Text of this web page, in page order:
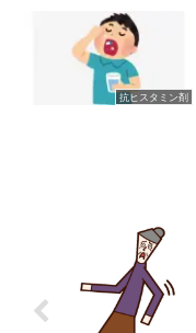
抗ヒスタミン剤